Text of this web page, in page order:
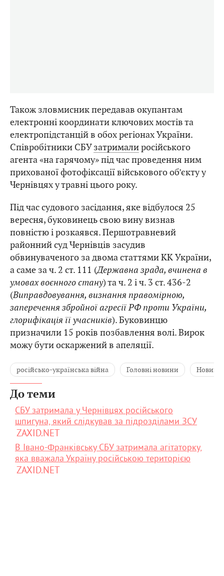
Також зловмисник передавав окупантам
електронні координати ключових мостів та
електропідстанцій в обох регіонах України.
Співробітники СБУзатрималиросійського
агента «на гарячому» під час проведення ним
прихованої фотофіксації військового об’єкту у
Чернівцях у травні цього року.
Під час судового засідання, яке відбулося 25
вересня, буковинець свою вину визнав
повністю і розкаявся. Першотравневий
районний суд Чернівців засудив
обвинуваченого за двома статтями КК України,
а саме за ч. 2 ст. 111 (Державна зрада, вчинена в
умовах воєнного стану) та ч. 2 і ч. 3 ст. 436-2
(Виправдовування, визнання правомірною,
заперечення збройної агресії РФ проти України,
глорифікація її учасників). Буковинцю
призначили 15 років позбавлення волі. Вирок
можу бути оскаржений в апеляції.
російсько-українська війна Головні новини Новини
До теми
СБУ затримала у Чернівцях російського
шпигуна, який слідкував за підрозділами ЗСУ
ZAXID.NET
В Івано-Франківську СБУ затримала агітаторку,
яка вважала Україну російською територією
ZAXID.NET